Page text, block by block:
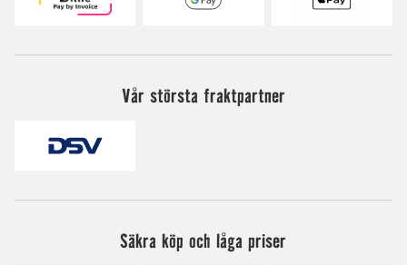
Vår största fraktpartner
Säkra köp och låga priser